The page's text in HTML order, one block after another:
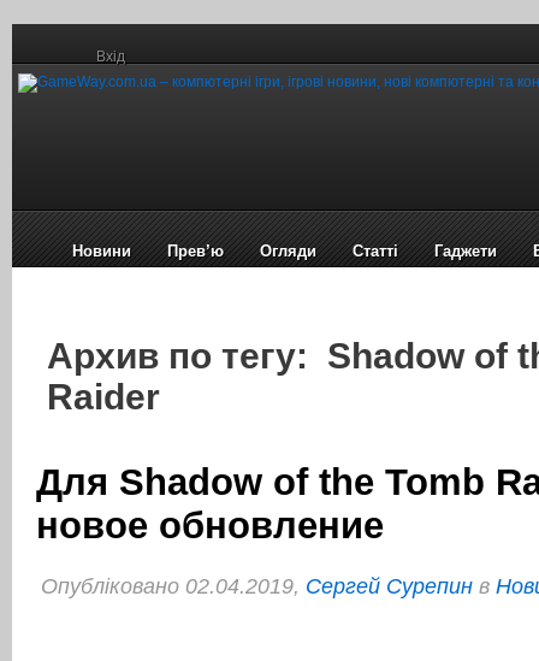
Вхід
Новини Прев’ю Огляди Статті Гаджети
Архив по тегу: Shadow of
Raider
Для Shadow of the Tomb
новое обновление
Опубліковано 02.04.2019, Сергей Сурепин в